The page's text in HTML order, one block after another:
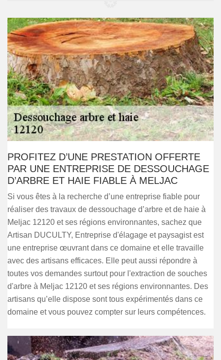
PROFITEZ D’UNE PRESTATION OFFERTE
PAR UNE ENTREPRISE DE DESSOUCHAGE
D’ARBRE ET HAIE FIABLE À MELJAC
Si vous êtes à la recherche d’une entreprise fiable pour
réaliser des travaux de dessouchage d’arbre et de haie à
Meljac 12120 et ses régions environnantes, sachez que
Artisan DUCULTY, Entreprise d'élagage et paysagist est
une entreprise œuvrant dans ce domaine et elle travaille
avec des artisans efficaces. Elle peut aussi répondre à
toutes vos demandes surtout pour l'extraction de souches
d'arbre à Meljac 12120 et ses régions environnantes. Des
artisans qu’elle dispose sont tous expérimentés dans ce
domaine et vous pouvez compter sur leurs compétences.